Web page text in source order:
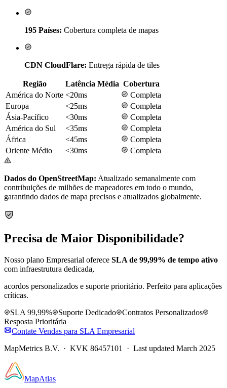
195 Países: Cobertura completa de mapas
CDN CloudFlare: Entrega rápida de tiles
Região Latência Média Cobertura
América do Norte <20ms
Completa
Europa
<25ms
Completa
Ásia-Pacífico
<30ms
Completa
América do Sul
<35ms
Completa
África
<45ms
Completa
Oriente Médio
<30ms Completa
Dados do OpenStreetMap: Atualizado semanalmente com
contribuições de milhões de mapeadores em todo o mundo,
garantindo dados de mapa precisos e atualizados globalmente.
Precisa de Maior Disponibilidade?
Nosso plano Empresarial oferece SLA de 99,99% de tempo ativo
com infraestrutura dedicada,
acordos personalizados e suporte prioritário. Perfeito para aplicações
críticas.
SLA 99,99%
Suporte Dedicado
Contratos Personalizados
Resposta Prioritária
Contate Vendas para SLA Empresarial
MapMetrics B.V. · KVK 86457101 · Last updated March 2025
MapAtlas